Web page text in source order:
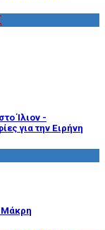
Ίλιον -
για την Ειρήνη
Μάκρη